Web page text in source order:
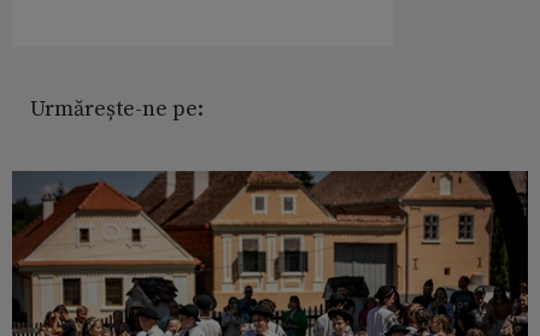
Urmărește-ne pe: